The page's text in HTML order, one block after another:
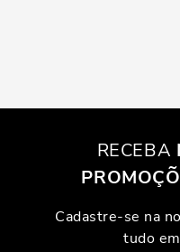
RECEBA
Cadastre-se na
tudo